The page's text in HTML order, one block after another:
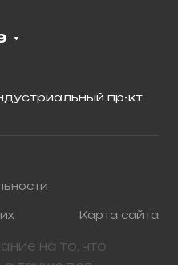
пр-кт
Карта сайта
на то, что